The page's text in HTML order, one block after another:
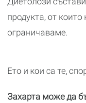
продукта, от
ограничаваме.
Ето и кои са те,
Захарта може да